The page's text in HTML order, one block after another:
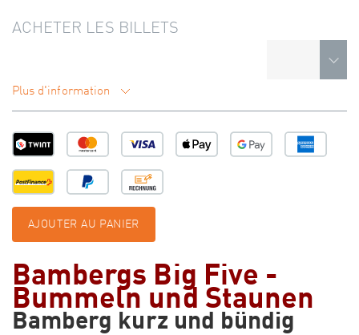
ACHETER LES BILLETS
Plus d'information
AJOUTER AU PANIER
Bambergs Big Five -
Bummeln und Staunen
Bamberg kurz und bündig